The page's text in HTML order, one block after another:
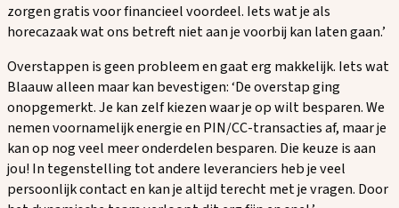
zorgen gratis voor financieel voordeel. Iets wat je als
horecazaak wat ons betreft niet aan je voorbij kan laten gaan.’
Overstappen is geen probleem en gaat erg makkelijk. Iets wat
Blaauw alleen maar kan bevestigen: ‘De overstap ging
onopgemerkt. Je kan zelf kiezen waar je op wilt besparen. We
nemen voornamelijk energie en PIN/CC-transacties af, maar je
kan op nog veel meer onderdelen besparen. Die keuze is aan
jou! In tegenstelling tot andere leveranciers heb je veel
persoonlijk contact en kan je altijd terecht met je vragen. Door